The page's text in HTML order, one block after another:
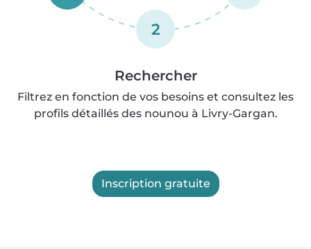
2
Rechercher
Filtrez en fonction de vos besoins et consultez les
profils détaillés des nounou à Livry-Gargan.
Inscription gratuite